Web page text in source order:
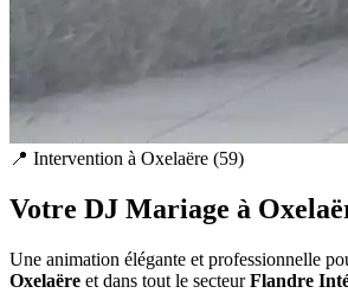
📍 Intervention à Oxelaëre (59)
Votre DJ Mariage à
Une animation élégante et professionnelle
Oxelaëre et dans tout le secteurFlandre